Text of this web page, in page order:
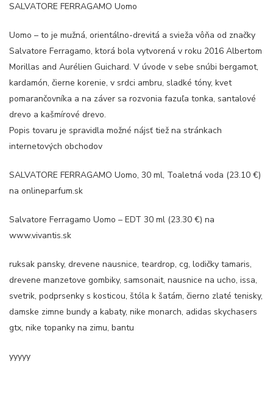
SALVATORE FERRAGAMO Uomo
Uomo – to je mužná, orientálno-drevitá a svieža vôňa od značky
Salvatore Ferragamo, ktorá bola vytvorená v roku 2016 Albertom
Morillas and Aurélien Guichard. V úvode v sebe snúbi bergamot,
kardamón, čierne korenie, v srdci ambru, sladké tóny, kvet
pomarančovníka a na záver sa rozvonia fazuľa tonka, santalové
drevo a kašmírové drevo.
Popis tovaru je spravidla možné nájsť tiež na stránkach
internetových obchodov
SALVATORE FERRAGAMO Uomo, 30 ml, Toaletná voda (23.10 €)
na onlineparfum.sk
Salvatore Ferragamo Uomo – EDT 30 ml (23.30 €) na
www.vivantis.sk
ruksak pansky, drevene nausnice, teardrop, cg, lodičky tamaris,
drevene manzetove gombiky, samsonait, nausnice na ucho, issa,
svetrik, podprsenky s kosticou, štóla k šatám, čierno zlaté tenisky,
damske zimne bundy a kabaty, nike monarch, adidas skychasers
gtx, nike topanky na zimu, bantu
yyyyy